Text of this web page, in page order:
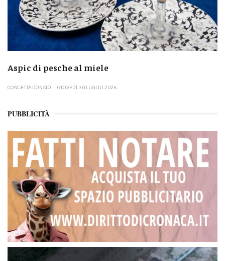
Aspic di pesche al miele
CONCETTA DONATO GIOVEDÌ 30 LUGLIO 2026
PUBBLICITÀ